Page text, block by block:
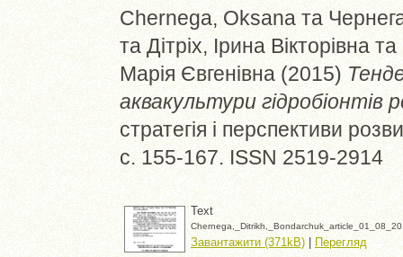
Chernega, Oksana та
та Дітріх, Ірина Вікторівна та
Марія Євгенівна (2015)
аквакультури гідробіонтів
стратегія і перспективи
с. 155-167. ISSN 2519-2914
Text
Завантажити (371kB) | Перегляд